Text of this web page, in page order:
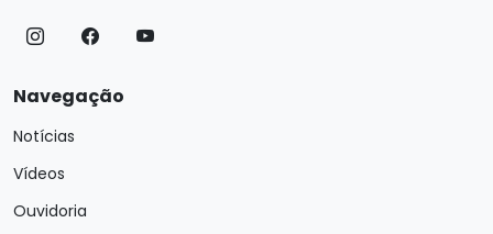
Navegação
Notícias
Vídeos
Ouvidoria